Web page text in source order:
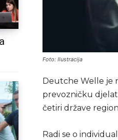
Foto: Ilustracija
Deutche Welle je
prevozničku
četiri države
Radi se o